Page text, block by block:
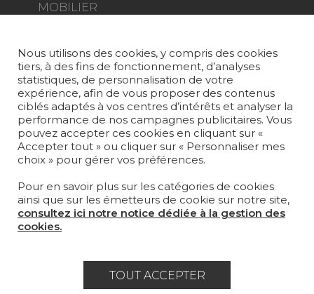
MOBILIER
SUR-MESURE
MAGAZINE
LA MAISON
OÙ NOUS TROUVER ?
Politique générale de protection des
Nous utilisons des cookies, y compris des cookies
tiers, à des fins de fonctionnement, d’analyses
statistiques, de personnalisation de votre
expérience, afin de vous proposer des contenus
ciblés adaptés à vos centres d’intérêts et analyser la
performance de nos campagnes publicitaires. Vous
pouvez accepter ces cookies en cliquant sur «
Accepter tout » ou cliquer sur « Personnaliser mes
choix » pour gérer vos préférences.
Pour en savoir plus sur les catégories de cookies
ainsi que sur les émetteurs de cookie sur notre site,
consultez ici notre notice dédiée à la gestion des
cookies.
TOUT ACCEPTER